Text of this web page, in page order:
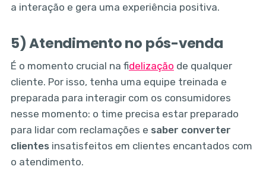
a interação e gera uma experiência positiva.
5) Atendimento no pós-venda
É o momento crucial na fidelização de qualquer
cliente. Por isso, tenha uma equipe treinada e
preparada para interagir com os consumidores
nesse momento: o time precisa estar preparado
para lidar com reclamações e saber converter
clientesinsatisfeitos em clientes encantados com
o atendimento.